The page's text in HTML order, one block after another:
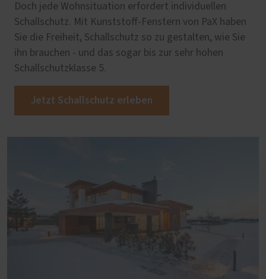
Doch jede Wohnsituation erfordert individuellen
Schallschutz. Mit Kunststoff-Fenstern von PaX haben
Sie die Freiheit, Schallschutz so zu gestalten, wie Sie
ihn brauchen - und das sogar bis zur sehr hohen
Schallschutzklasse 5.
Jetzt Schallschutz erleben